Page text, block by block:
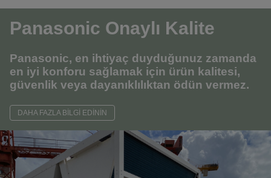
Panasonic Onaylı Kalite
Panasonic, en ihtiyaç duyduğunuz zamanda
en iyi konforu sağlamak için ürün kalitesi,
güvenlik veya dayanıklılıktan ödün vermez.
DAHA FAZLA BİLGİ EDİNİN